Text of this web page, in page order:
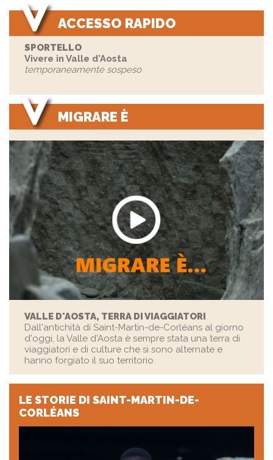
ACCESSO RAPIDO
SPORTELLO
Vivere in Valle d'Aosta
temporaneamente sospeso
MIGRARE È
VALLE D'AOSTA, TERRA DI VIAGGIATORI
Dall'antichità di Saint-Martin-de-Corléans al giorno
d'oggi, la Valle d'Aosta è sempre stata una terra di
viaggiatori e di culture che si sono alternate e
hanno forgiato il suo territorio
LE STORIE DI SAINT-MARTIN-DE-
CORLÉANS